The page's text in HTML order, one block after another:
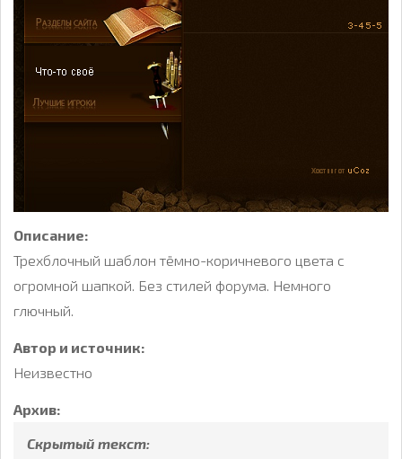
Описание:
Трехблочный шаблон тёмно-коричневого цвета с
огромной шапкой. Без стилей форума. Немного
глючный.
Автор и источник:
Неизвестно
Архив:
Скрытый текст: